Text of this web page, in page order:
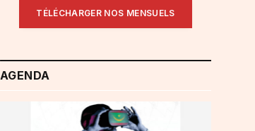
TÉLÉCHARGER NOS MENSUELS
AGENDA